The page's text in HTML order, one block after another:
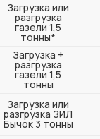
Загрузка или
разгрузка
газели 1,5
тонны*
Загрузка +
разгрузка
газели 1,5
тонны
Загрузка или
разгрузка ЗИЛ
Бычок 3 тонны